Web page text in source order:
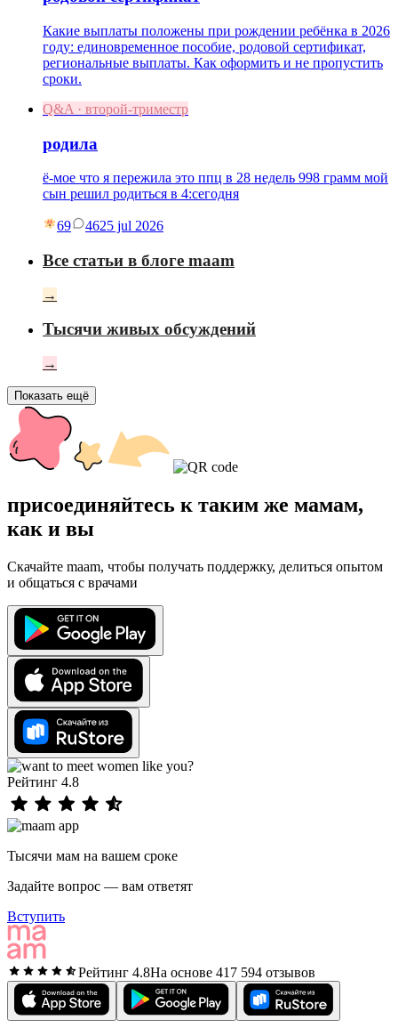
Какие выплаты положены при рождении ребёнка в 2026
году: единовременное пособие, родовой сертификат,
региональные выплаты. Как оформить и не пропустить
сроки.
Q&A · второй-триместр
родила
ё-мое что я пережила это ппц в 28 недель 998 грамм мой
сын решил родиться в 4:сегодня
69 4625 jul 2026
Все статьи в блоге maam
→
Тысячи живых обсуждений
→
Показать ещё
присоединяйтесь к таким же мамам,
как и вы
Скачайте maam, чтобы получать поддержку, делиться опытом
и общаться с врачами
Рейтинг 4.8
Тысячи мам на вашем сроке
Задайте вопрос — вам ответят
Вступить
Рейтинг 4.8На основе 417 594 отзывов